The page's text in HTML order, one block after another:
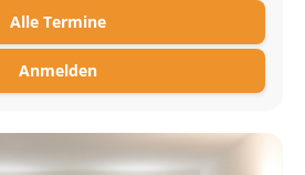
Alle Termine
Anmelden